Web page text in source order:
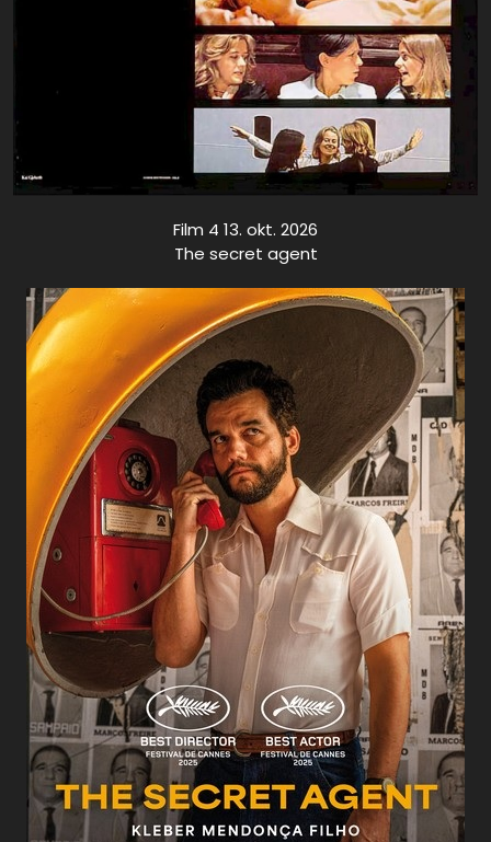
Film 4 13. okt. 2026
The secret agent